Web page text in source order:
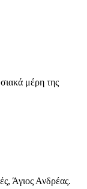
μέρη της
Άγιος Ανδρέας.